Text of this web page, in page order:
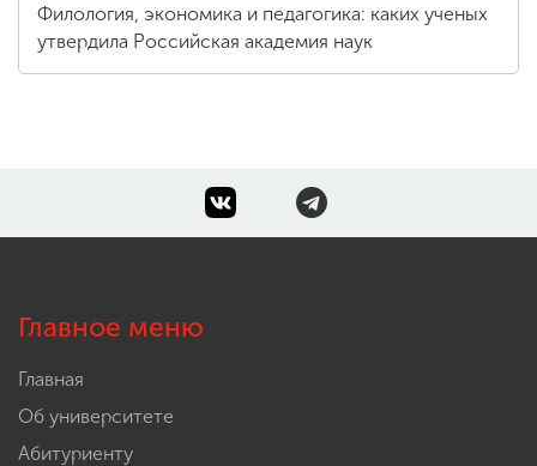
Филология, экономика и педагогика: каких ученых
утвердила Российская академия наук
Главное меню
Главная
Об университете
Абитуриенту